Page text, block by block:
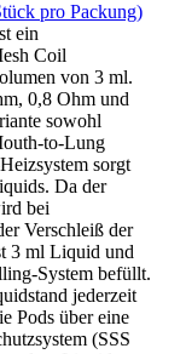
pro Packung)
ein
Coil
von 3 ml.
0,8 Ohm und
sowohl
to-Lung
sorgt
Da der
bei
Verschleiß der
3 ml Liquid und
System befüllt.
jederzeit
Pods über eine
(SSS